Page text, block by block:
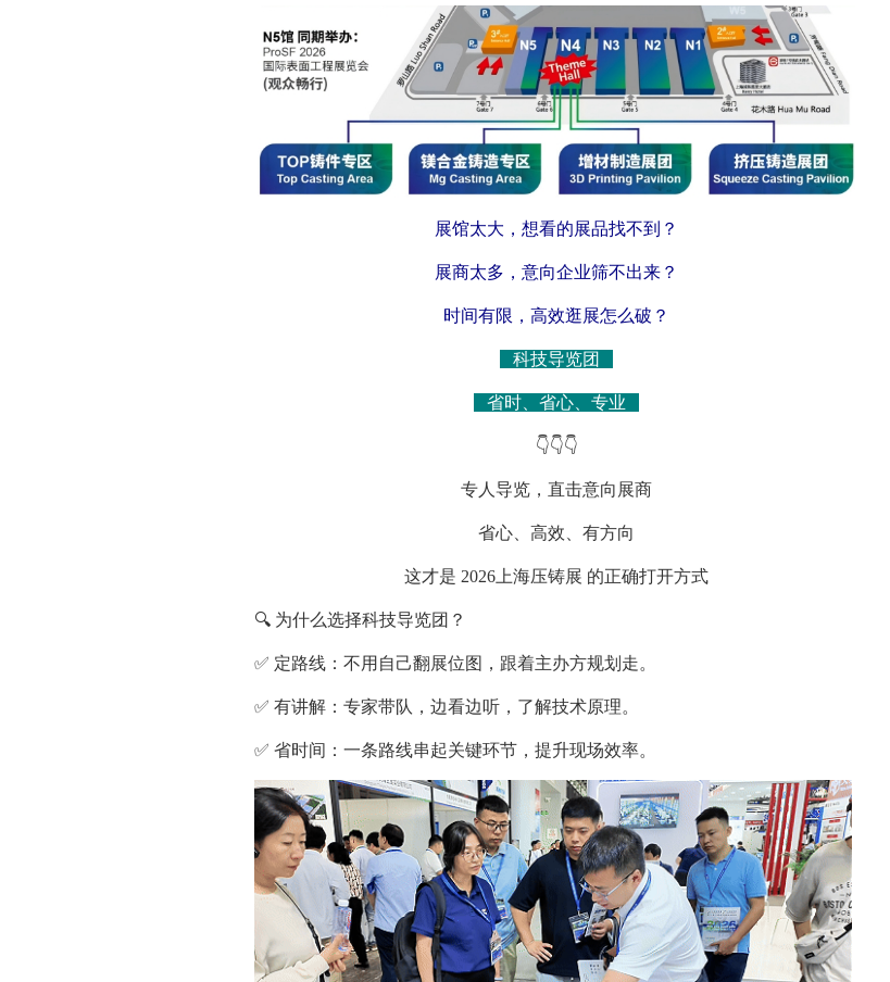
展馆太大，想看的展品找不到？
展商太多，意向企业筛不出来？
时间有限，高效逛展怎么破？
科技导览团
省时、省心、专业
👇👇👇
专人导览，直击意向展商
省心、高效、有方向
这才是 2026上海压铸展 的正确打开方式
🔍 为什么选择科技导览团？
✅ 定路线：不用自己翻展位图，跟着主办方规划走。
✅ 有讲解：专家带队，边看边听，了解技术原理。
✅ 省时间：一条路线串起关键环节，提升现场效率。